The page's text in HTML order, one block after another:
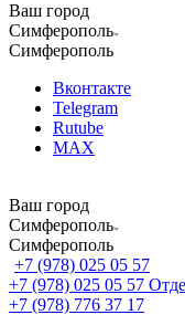
Ваш город
Симферополь
Симферополь
Вконтакте
Telegram
Rutube
MAX
Ваш город
Симферополь
Симферополь
+7 (978) 025 05 57
+7 (978) 025 05 57
+7 (978) 776 37 17